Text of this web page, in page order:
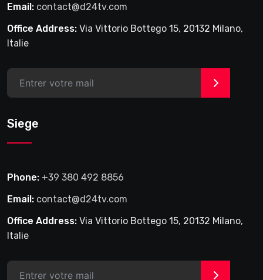
Email: contact@d24tv.com
Office Address: Via Vittorio Bottego 15, 20132 Milano,
Italie
>
Siege
Phone: +39 380 492 8856
Email: contact@d24tv.com
Office Address: Via Vittorio Bottego 15, 20132 Milano,
Italie
>